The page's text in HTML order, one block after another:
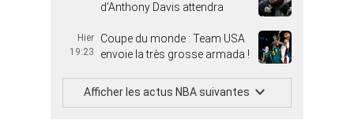
d’Anthony Davis attendra
Hier
19:23
Coupe du monde : Team USA
envoie la très grosse armada !
Afficher les actus NBA suivantes